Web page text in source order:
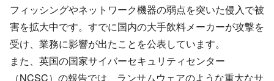
フィッシングやネットワーク機器の弱点を突いた侵入で被
害を拡大中です。すでに国内の大手飲料メーカーが攻撃を
受け、業務に影響が出たことを公表しています。
また、英国の国家サイバーセキュリティセンター
（NCSC）の報告では、ランサムウェアのような重大なサ